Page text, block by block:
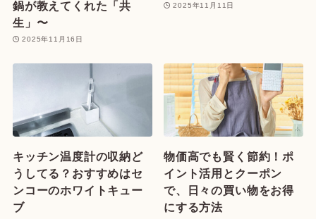
鍋が教えてくれた「共
生」〜
2025年11月16日
2025年11月11日
キッチン温度計の収納ど
うしてる？おすすめはセ
ンコーのホワイトキュー
ブ
物価高でも賢く節約！ポ
イント活用とクーポン
で、日々の買い物をお得
にする方法